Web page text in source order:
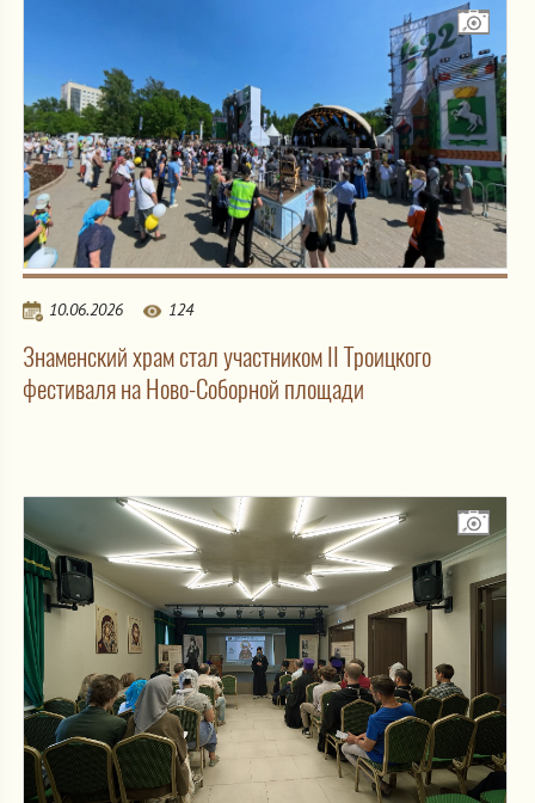
10.06.2026 124
Знаменский храм стал участником II Троицкого
фестиваля на Ново-Соборной площади